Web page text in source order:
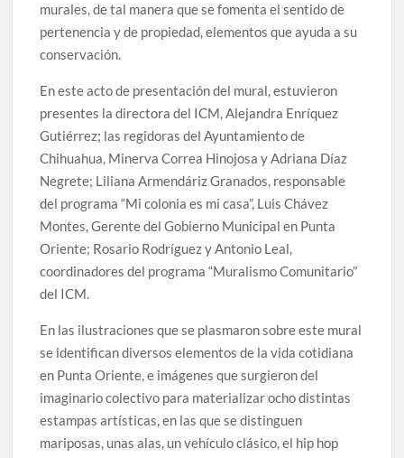
murales, de tal manera que se fomenta el sentido de
pertenencia y de propiedad, elementos que ayuda a su
conservación.
En este acto de presentación del mural, estuvieron
presentes la directora del ICM, Alejandra Enríquez
Gutiérrez; las regidoras del Ayuntamiento de
Chihuahua, Minerva Correa Hinojosa y Adriana Díaz
Negrete; Liliana Armendáriz Granados, responsable
del programa “Mi colonia es mi casa”, Luis Chávez
Montes, Gerente del Gobierno Municipal en Punta
Oriente; Rosario Rodríguez y Antonio Leal,
coordinadores del programa “Muralismo Comunitario”
del ICM.
En las ilustraciones que se plasmaron sobre este mural
se identifican diversos elementos de la vida cotidiana
en Punta Oriente, e imágenes que surgieron del
imaginario colectivo para materializar ocho distintas
estampas artísticas, en las que se distinguen
mariposas, unas alas, un vehículo clásico, el hip hop